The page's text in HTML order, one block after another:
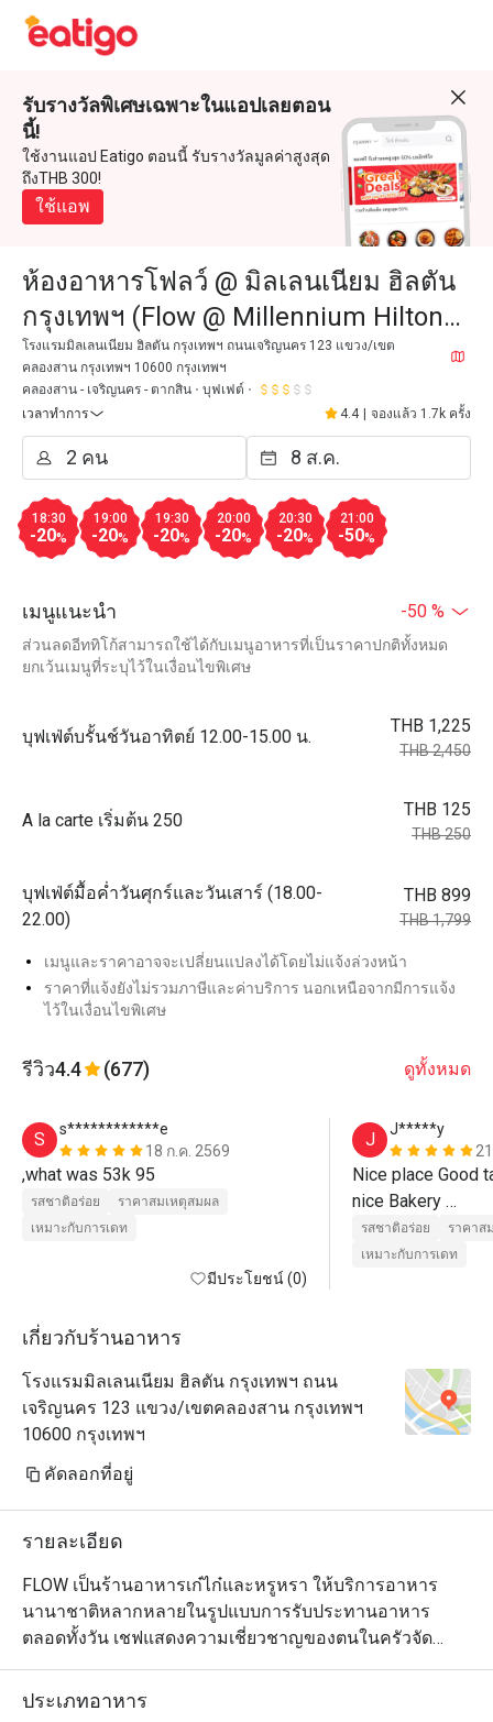
รับรางวัลพิเศษเฉพาะในแอปเลยตอน
นี้!
ใช้งานแอป Eatigo ตอนนี้ รับรางวัลมูลค่าสูงสุด
ถึงTHB 300!
ใช้แอพ
ห้องอาหารโฟลว์ @ มิลเลนเนียม ฮิลตัน
กรุงเทพฯ (Flow @ Millennium Hilton
Bangkok)
โรงแรมมิลเลนเนียม ฮิลตัน กรุงเทพฯ ถนนเจริญนคร 123 แขวง/เขต
คลองสาน กรุงเทพฯ 10600 กรุงเทพฯ
คลองสาน - เจริญนคร - ตากสิน
บุฟเฟต์
เวลาทำการ
4.4 จองแล้ว 1.7k ครั้ง
18:30
-20%
19:00
-20%
19:30
-20%
20:00
-20%
20:30
-20%
21:00
-50%
เมนูแนะนำ -50 %
ส่วนลดอีททิโก้สามารถใช้ได้กับเมนูอาหารที่เป็นราคาปกติทั้งหมด
ยกเว้นเมนูที่ระบุไว้ในเงื่อนไขพิเศษ
บุฟเฟ่ต์บรั้นช์วันอาทิตย์ 12.00-15.00 น.
THB 1,225
THB 2,450
A la carte เริ่มต้น 250
THB 125
THB 250
บุฟเฟ่ต์มื้อค่ำวันศุกร์และวันเสาร์ (18.00-
22.00)
THB 899
THB 1,799
เมนูและราคาอาจจะเปลี่ยนแปลงได้โดยไม่แจ้งล่วงหน้า
ราคาที่แจ้งยังไม่รวมภาษีและค่าบริการ นอกเหนือจากมีการแจ้ง
ไว้ในเงื่อนไขพิเศษ
รีวิว4.4 (677) ดูทั้งหมด
S
s************e
18 ก.ค. 2569
,what was 53k 95
รสชาติอร่อย
ราคาสมเหตุสมผล
เหมาะกับการเดท
มีประโยชน์ (0)
J
J*****y
Nice place Good
nice Bakery
Nice service
รสชาติอร่อย
ราคาส
เหมาะกับการเดท
เกี่ยวกับร้านอาหาร
โรงแรมมิลเลนเนียม ฮิลตัน กรุงเทพฯ ถนน
เจริญนคร 123 แขวง/เขตคลองสาน กรุงเทพฯ
10600 กรุงเทพฯ
คัดลอกที่อยู่
รายละเอียด
FLOW เป็นร้านอาหารเก๋ไก๋และหรูหรา ให้บริการอาหาร
นานาชาติหลากหลายในรูปแบบการรับประทานอาหาร
ตลอดทั้งวัน เชฟแสดงความเชี่ยวชาญของตนในครัวจัด
แสดงทั้ง 5 ห้อง ปรุงอาหารรสเลิศทั้งอาหารไทย จีน อินเดีย
และยุโรป นอกจากนี้ FLOW ยังนำเสนออาหารมื้อสายวัน
ประเภทอาหาร